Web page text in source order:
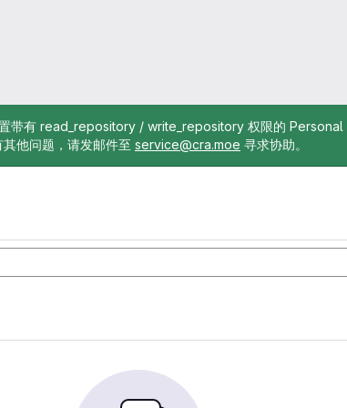
有 read_repository / write_repository 权限的
他问题，请发邮件至 service@cra.moe 寻求协助。